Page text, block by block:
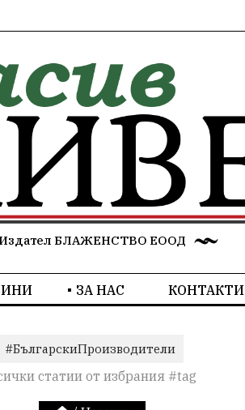
Издател БЛАЖЕНСТВО ЕООД
ЗА НАС КОНТАКТИ
#БългарскиПроизводители
статии от избрания #tag